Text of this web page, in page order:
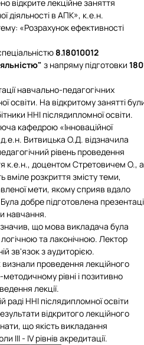
відкрите лекційне заняття
діяльності в АПК», к.е.н.
ему: «Розрахунок ефективності
8.18010012
з напряму підготовки
навчально-педагогічних
освіти. На відкритому занятті
ННІ післядипломної освіти.
кафедрою «Інноваційної
Витвицька О.Д. відзначила
рівень проведення
к.е.н., доцентом Стретовичем О., а
вміле розкриття змісту теми,
мети, якому сприяв вдало
добре підготовлена
навчання.
що мова викладача була
та лаконічною. Лектор
зв'язок з аудиторією.
визнали проведення лекційного
рівні і позитивно
лекції.
раді ННІ післядипломної освіти
відкритого лекційного
що якість викладання
III - ІV рівнів акредитації.